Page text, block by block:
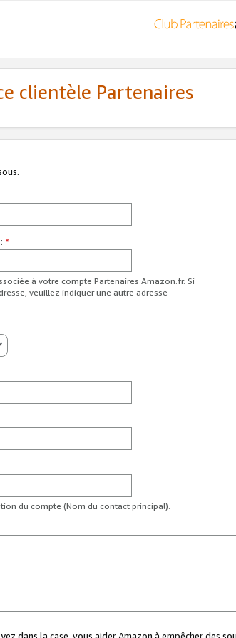
clientèle Partenaires
*
à votre compte Partenaires Amazon.fr. Si
veuillez indiquer une autre adresse
du compte (Nom du contact principal).